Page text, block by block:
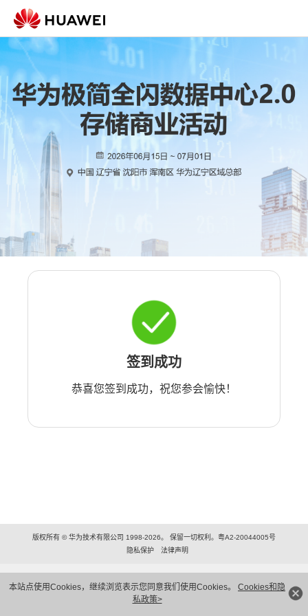
本站点使用Cookies，继续浏览表示您同意我们使用Cookies。 Cookies和隐
私政策>
签到成功
恭喜您签到成功，祝您参会愉快！
版权所有 © 华为技术有限公司 1998-2026。 保留一切权利。粤A2-20044005号
隐私保护
法律声明